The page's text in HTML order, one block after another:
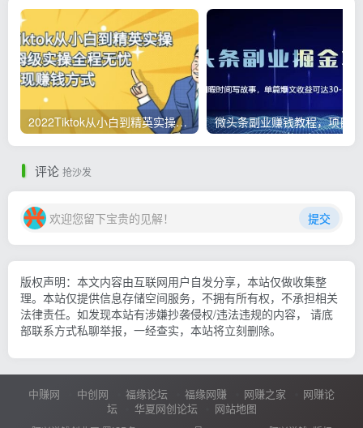
2022Tiktok从小白到精英实操，0-1保姆级实操全程无忧，多种变现赚钱方式
评论 抢沙发
欢迎您留下宝贵的见解！ 提交
版权声明：本文内容由互联网用户自发分享，本站仅做收集整
理。本站仅提供信息存储空间服务，不拥有所有权，不承担相关
法律责任。如发现本站有涉嫌抄袭侵权/违法违规的内容， 请底
部联系方式私聊举报，一经查实，本站将立刻删除。
中赚网 中创网 福缘论坛 福缘网赚 网赚之家
网赚论
坛
华夏网创论坛 网站地图